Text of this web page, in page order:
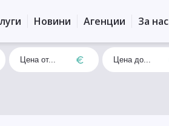
Новини Агенции За нас